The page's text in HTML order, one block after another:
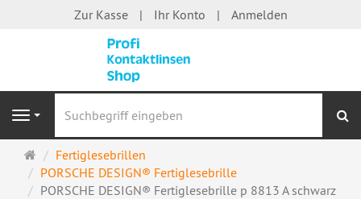
Zur Kasse Ihr Konto Anmelden
Navigation
Startseite
Fertiglesebrillen
PORSCHE DESIGN® Fertiglesebrille
PORSCHE DESIGN® Fertiglesebrille p 8813 A schwarz